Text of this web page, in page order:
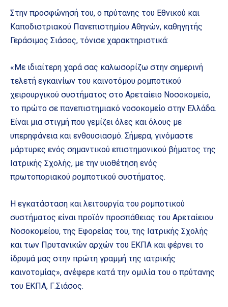
Στην προσφώνησή του, ο πρύτανης του Εθνικού και
Καποδιστριακού Πανεπιστημίου Αθηνών, καθηγητής
Γεράσιμος Σιάσος, τόνισε χαρακτηριστικά:
«Με ιδιαίτερη χαρά σας καλωσορίζω στην σημερινή
τελετή εγκαινίων του καινοτόμου ρομποτικού
χειρουργικού συστήματος στο Αρεταίειο Νοσοκομείο,
το πρώτο σε πανεπιστημιακό νοσοκομείο στην Ελλάδα.
Είναι μια στιγμή που γεμίζει όλες και όλους με
υπερηφάνεια και ενθουσιασμό. Σήμερα, γινόμαστε
μάρτυρες ενός σημαντικού επιστημονικού βήματος της
Ιατρικής Σχολής, με την υιοθέτηση ενός
πρωτοποριακού ρομποτικού συστήματος.
Η εγκατάσταση και λειτουργία του ρομποτικού
συστήματος είναι προϊόν προσπάθειας του Αρεταίειου
Νοσοκομείου, της Εφορείας του, της Ιατρικής Σχολής
και των Πρυτανικών αρχών του ΕΚΠΑ και φέρνει το
ίδρυμά μας στην πρώτη γραμμή της ιατρικής
καινοτομίας», ανέφερε κατά την ομιλία του ο πρύτανης
του ΕΚΠΑ, Γ.Σιάσος.